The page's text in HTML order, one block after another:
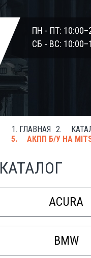
ПН - ПТ:
СБ - ВС:
ГЛАВНАЯ
АКПП Б/У НА
КАТАЛОГ
ACURA
BMW